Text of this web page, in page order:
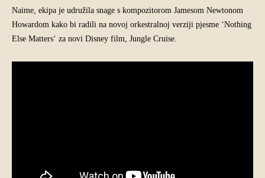
Naime, ekipa je udružila snage s kompozitorom Jamesom Newtonom
Howardom kako bi radili na novoj orkestralnoj verziji pjesme ‘Nothing
Else Matters‘ za novi Disney film, Jungle Cruise.